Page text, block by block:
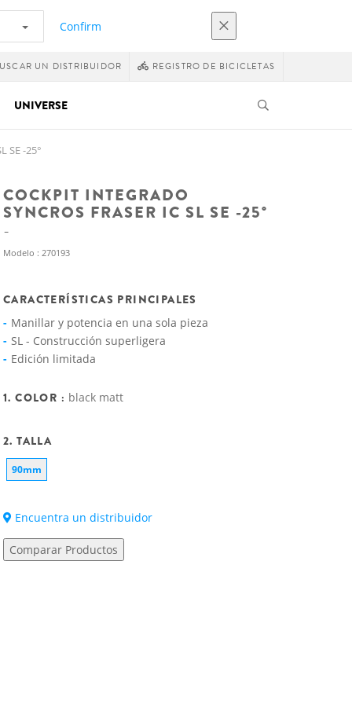
Confirm
UN DISTRIBUIDOR REGISTRO DE BICICLETAS
UNIVERSE
SE -25°
COCKPIT INTEGRADO
SYNCROS FRASER IC SL SE -25°
Modelo : 270193
CARACTERÍSTICAS PRINCIPALES
Manillar y potencia en una sola pieza
SL - Construcción superligera
Edición limitada
1. COLOR : black matt
2. TALLA
90mm
Encuentra un distribuidor
Comparar Productos